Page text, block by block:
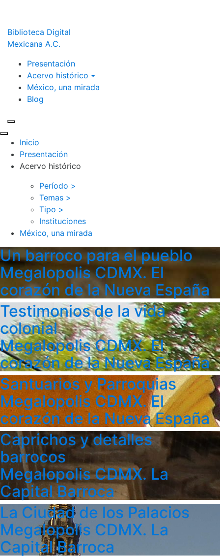
Biblioteca Digital
Mexicana A.C.
Presentación
Acervo histórico
México, una mirada
Blog
Inicio
Presentación
Acervo histórico
Período >
Temas >
Tipo >
Instituciones
México, una mirada
Un barroco para el pueblo
Megalopolis CDMX. El
corazón de la Nueva España
Testimonios de la vida
colonial
Megalopolis CDMX. El
corazón de la Nueva España
Santuarios y Parroquias
Megalopolis CDMX. El
corazón de la Nueva España
Caprichos y detalles
barrocos
Megalopolis CDMX. La
Capital Barroca
La Ciudad de los Palacios
Megalopolis CDMX. La
Capital Barroca